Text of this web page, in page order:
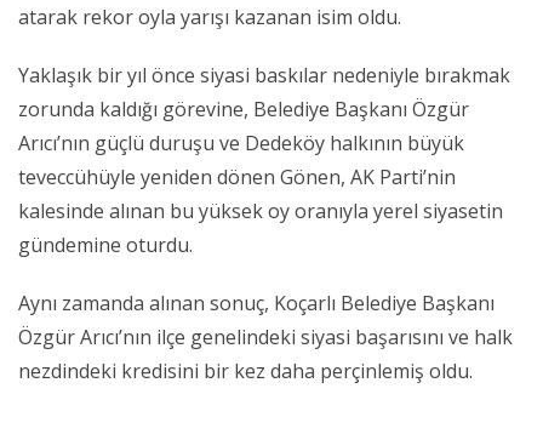
atarak rekor oyla yarışı kazanan isim oldu.
Yaklaşık bir yıl önce siyasi baskılar nedeniyle bırakmak
zorunda kaldığı görevine, Belediye Başkanı Özgür
Arıcı’nın güçlü duruşu ve Dedeköy halkının büyük
teveccühüyle yeniden dönen Gönen, AK Parti’nin
kalesinde alınan bu yüksek oy oranıyla yerel siyasetin
gündemine oturdu.
Aynı zamanda alınan sonuç, Koçarlı Belediye Başkanı
Özgür Arıcı’nın ilçe genelindeki siyasi başarısını ve halk
nezdindeki kredisini bir kez daha perçinlemiş oldu.